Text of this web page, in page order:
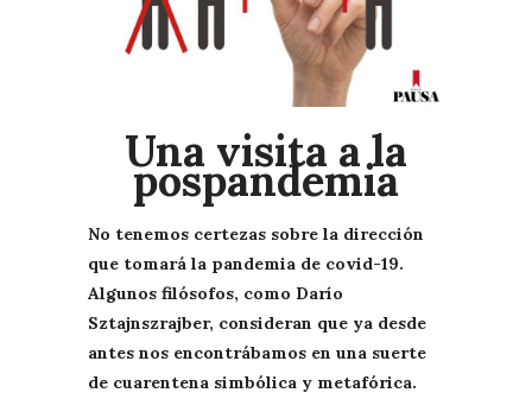
Una visita a la
pospandemia
No tenemos certezas sobre la dirección
que tomará la pandemia de covid-19.
Algunos filósofos, como Darío
Sztajnszrajber, consideran que ya desde
antes nos encontrábamos en una suerte
de cuarentena simbólica y metafórica.